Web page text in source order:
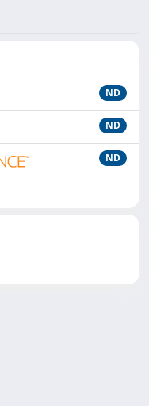
ND
ND
ND